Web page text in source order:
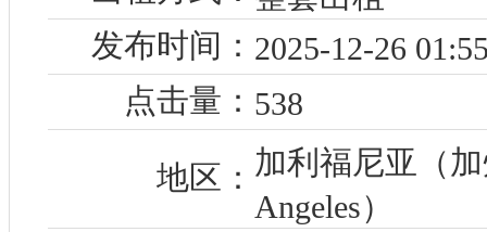
发布时间： 2025-12-26
点击量： 538
地区： 加利福尼亚（
Angeles）